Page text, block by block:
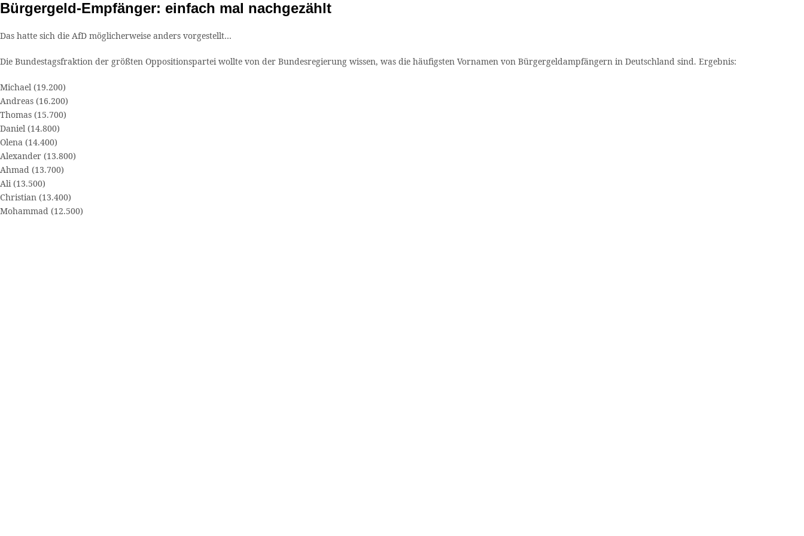
Bürgergeld-Empfänger: einfach mal nachgezählt
Das hatte sich die AfD möglicherweise anders vorgestellt…
Die Bundestagsfraktion der größten Oppositionspartei wollte von der Bundesregierung wissen, was die häufigsten Vornamen von Bürgergeldampfängern in Deutschland sind. Ergebnis:
Michael (19.200)
Andreas (16.200)
Thomas (15.700)
Daniel (14.800)
Olena (14.400)
Alexander (13.800)
Ahmad (13.700)
Ali (13.500)
Christian (13.400)
Mohammad (12.500)